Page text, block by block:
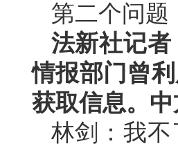
第二个问题
法新社记
情报部门曾
获取信息。
林剑：我